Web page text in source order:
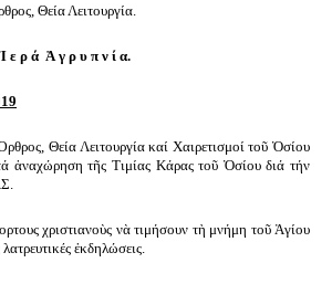
Θεία Λειτουργία.
Ἱ ε ρ ά Ἀ γ ρ υ π ν ί α.
Θεία Λειτουργία καί Χαιρετισμοί τοῦ Ὁσίου
ἀναχώρηση τῆς Τιμίας Κάρας τοῦ Ὁσίου διά τήν
χριστιανοὺς νὰ τιμήσουν τὴ μνήμη τοῦ Ἁγίου
ἐκδηλώσεις.